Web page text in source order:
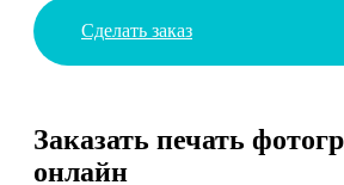
Сделать заказ
Заказать печать
онлайн